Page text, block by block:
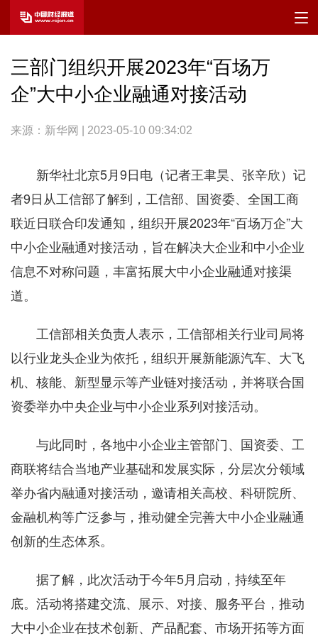
三部门组织开展2023年“百场万
企”大中小企业融通对接活动
来源：新华网 | 2023-05-10 09:34:02
新华社北京5月9日电（记者王聿昊、张辛欣）记
者9日从工信部了解到，工信部、国资委、全国工商
联近日联合印发通知，组织开展2023年“百场万企”大
中小企业融通对接活动，旨在解决大企业和中小企业
信息不对称问题，丰富拓展大中小企业融通对接渠
道。
工信部相关负责人表示，工信部相关行业司局将
以行业龙头企业为依托，组织开展新能源汽车、大飞
机、核能、新型显示等产业链对接活动，并将联合国
资委举办中央企业与中小企业系列对接活动。
与此同时，各地中小企业主管部门、国资委、工
商联将结合当地产业基础和发展实际，分层次分领域
举办省内融通对接活动，邀请相关高校、科研院所、
金融机构等广泛参与，推动健全完善大中小企业融通
创新的生态体系。
据了解，此次活动于今年5月启动，持续至年
底。活动将搭建交流、展示、对接、服务平台，推动
大中小企业在技术创新、产品配套、市场开拓等方面